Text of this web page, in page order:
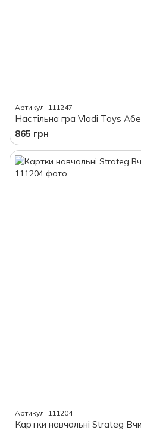
Артикул: 111247
865 грн
Артикул: 111204
Картки навчальні Strateg